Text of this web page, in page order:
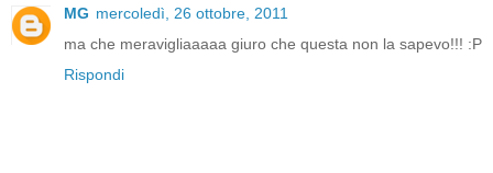
MG mercoledì, 26 ottobre, 2011
ma che meravigliaaaaa giuro che questa non la sapevo!!! :P
Rispondi